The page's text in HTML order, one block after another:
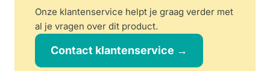
Onze klantenservice helpt je graag verder met
al je vragen over dit product.
Contact klantenservice →